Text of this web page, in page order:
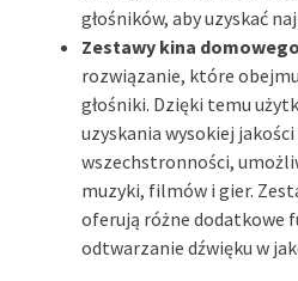
głośników, aby uzyskać
Zestawy kina domowego
rozwiązanie, które
głośniki. Dzięki temu
uzyskania wysokiej
wszechstronności,
muzyki, filmów i gier.
oferują różne dodatkowe
odtwarzanie dźwięku w